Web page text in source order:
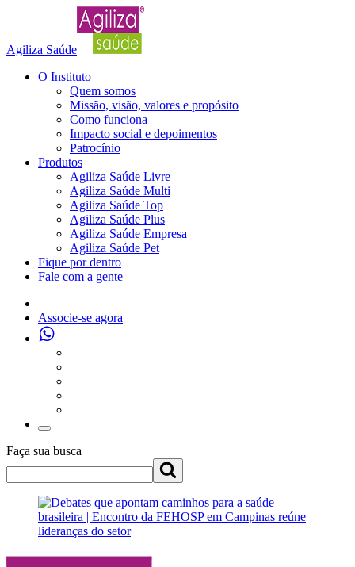
Agiliza Saúde
O Instituto
Quem somos
Missão, visão, valores e propósito
Como funciona
Impacto social e depoimentos
Patrocínio
Produtos
Agiliza Saúde Livre
Agiliza Saúde Multi
Agiliza Saúde Top
Agiliza Saúde Plus
Agiliza Saúde Empresa
Agiliza Saúde Pet
Fique por dentro
Fale com a gente
Associe-se agora
Faça sua busca